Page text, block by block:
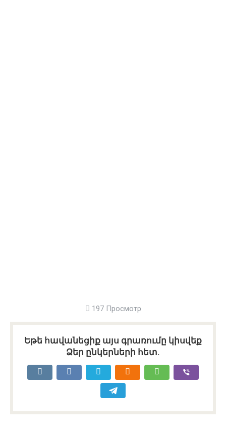
197 Просмотр
Եթե հավանեցիք այս գրառումը կիսվեք
Ձեր ընկերների հետ.